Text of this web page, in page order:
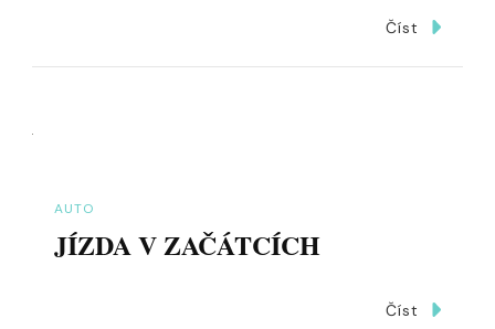
Číst
AUTO
JÍZDA V ZAČÁTCÍCH
Číst